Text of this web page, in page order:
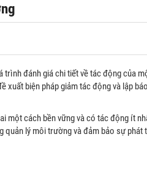
đánh giá chi tiết về tác động của
xuất biện pháp giảm tác động và lập
cách bền vững và có tác động ít
lý môi trường và đảm bảo sự phát